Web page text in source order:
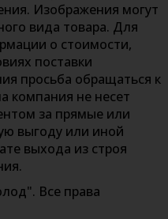
Изображения могут
вида товара. Для
о стоимости,
поставки
просьба обращаться к
компания не несет
за прямые или
выгоду или иной
выхода из строя
Все права